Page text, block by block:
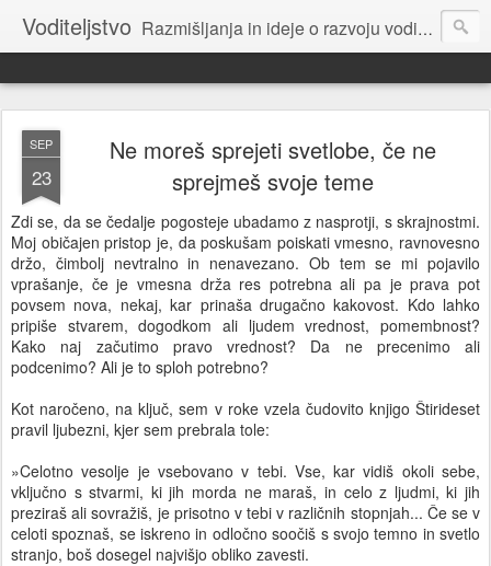
Voditeljstvo Razmišljanja in ideje o razvoju voditeljstva za novo dobo: povezovalnega, sodelovalnega, osnovanega na etiki.
SEP
23
Ne moreš sprejeti svetlobe, če ne
sprejmeš svoje teme
Zdi se, da se čedalje pogosteje ubadamo z nasprotji, s skrajnostmi.
Moj običajen pristop je, da poskušam poiskati vmesno, ravnovesno
držo, čimbolj nevtralno in nenavezano. Ob tem se mi pojavilo
vprašanje, če je vmesna drža res potrebna ali pa je prava pot
povsem nova, nekaj, kar prinaša drugačno kakovost. Kdo lahko
pripiše stvarem, dogodkom ali ljudem vrednost, pomembnost?
Kako naj začutimo pravo vrednost? Da ne precenimo ali
podcenimo? Ali je to sploh potrebno?
Kot naročeno, na ključ, sem v roke vzela čudovito knjigo Štirideset
pravil ljubezni, kjer sem prebrala tole:
»Celotno vesolje je vsebovano v tebi. Vse, kar vidiš okoli sebe,
vključno s stvarmi, ki jih morda ne maraš, in celo z ljudmi, ki jih
preziraš ali sovražiš, je prisotno v tebi v različnih stopnjah... Če se v
celoti spoznaš, se iskreno in odločno soočiš s svojo temno in svetlo
stranjo, boš dosegel najvišjo obliko zavesti.